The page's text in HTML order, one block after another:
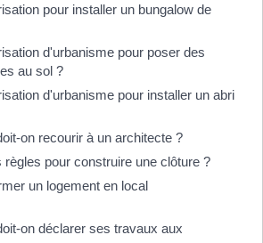
pour installer un bungalow de
d'urbanisme pour poser des
au sol ?
d'urbanisme pour installer un abri
on recourir à un architecte ?
règles pour construire une clôture ?
un logement en local
on déclarer ses travaux aux